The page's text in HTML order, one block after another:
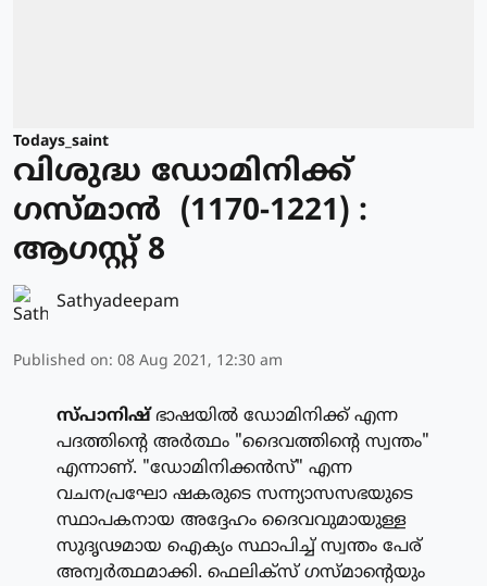
Todays_saint
വിശുദ്ധ ഡോമിനിക്ക്
ഗസ്മാന്‍ (1170-1221) :
ആഗസ്റ്റ് 8
Sathyadeepam
Published on: 08 Aug 2021, 12:30 am
സ്പാനിഷ്ഭാഷയില്‍ ഡോമിനിക്ക് എന്ന
പദത്തിന്റെ അര്‍ത്ഥം "ദൈവത്തിന്റെ സ്വന്തം"
എന്നാണ്. "ഡോമിനിക്കന്‍സ്" എന്ന
വചനപ്രഘോ ഷകരുടെ സന്ന്യാസസഭയുടെ
സ്ഥാപകനായ അദ്ദേഹം ദൈവവുമായുള്ള
സുദൃഢമായ ഐക്യം സ്ഥാപിച്ച് സ്വന്തം പേര്
അന്വര്‍ത്ഥമാക്കി. ഫെലിക്‌സ് ഗസ്മാന്റെയും